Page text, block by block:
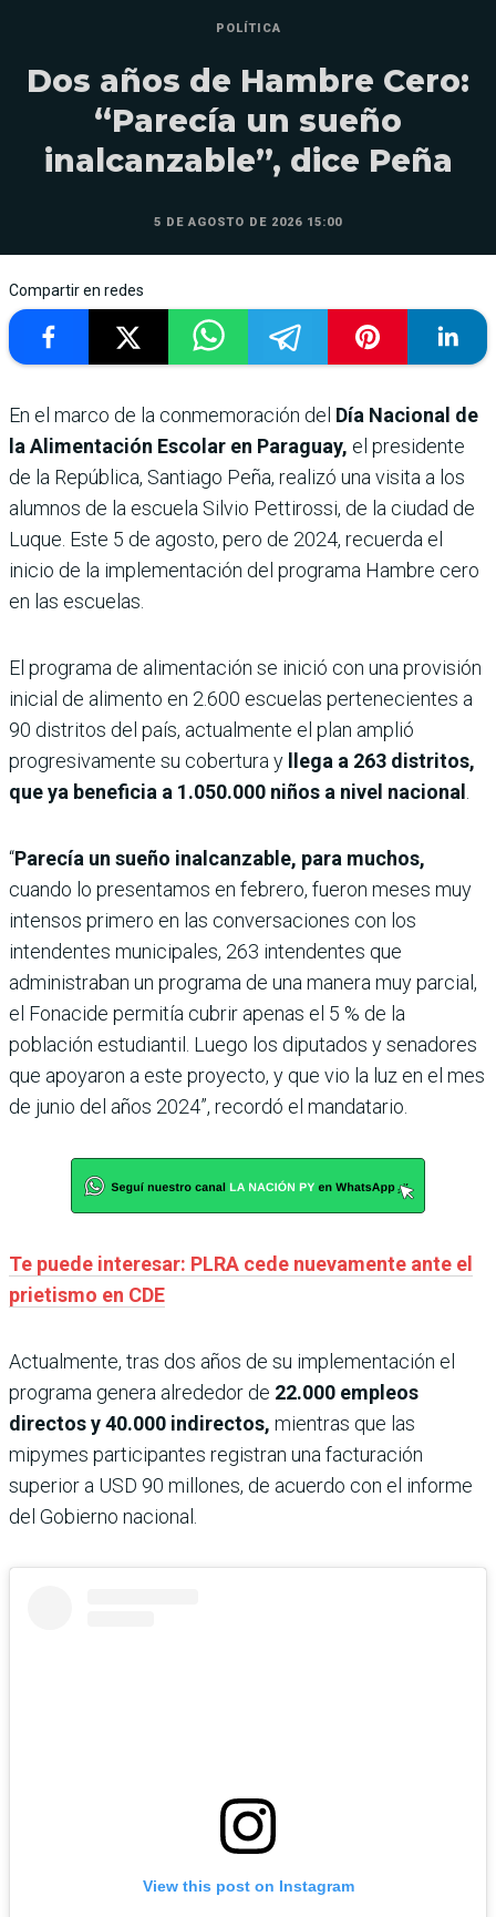
POLÍTICA
Dos años de Hambre Cero:
“Parecía un sueño
inalcanzable”, dice Peña
5 DE AGOSTO DE 2026 15:00
Compartir en redes
En el marco de la conmemoración del Día Nacional de
la Alimentación Escolar en Paraguay, el presidente
de la República, Santiago Peña, realizó una visita a los
alumnos de la escuela Silvio Pettirossi, de la ciudad de
Luque. Este 5 de agosto, pero de 2024, recuerda el
inicio de la implementación del programa Hambre cero
en las escuelas.
El programa de alimentación se inició con una provisión
inicial de alimento en 2.600 escuelas pertenecientes a
90 distritos del país, actualmente el plan amplió
progresivamente su cobertura y
llega a 263 distritos,
que ya beneficia a 1.050.000 niños a nivel nacional .
“Parecía un sueño inalcanzable, para muchos,
cuando lo presentamos en febrero, fueron meses muy
intensos primero en las conversaciones con los
intendentes municipales, 263 intendentes que
administraban un programa de una manera muy parcial,
el Fonacide permitía cubrir apenas el 5 % de la
población estudiantil. Luego los diputados y senadores
que apoyaron a este proyecto, y que vio la luz en el mes
de junio del años 2024”, recordó el mandatario.
Te puede interesar: PLRA cede nuevamente ante el
prietismo en CDE
Actualmente, tras dos años de su implementación el
programa genera alrededor de 22.000 empleos
directos y 40.000 indirectos, mientras que las
mipymes participantes registran una facturación
superior a USD 90 millones, de acuerdo con el informe
del Gobierno nacional.
View this post on Instagram